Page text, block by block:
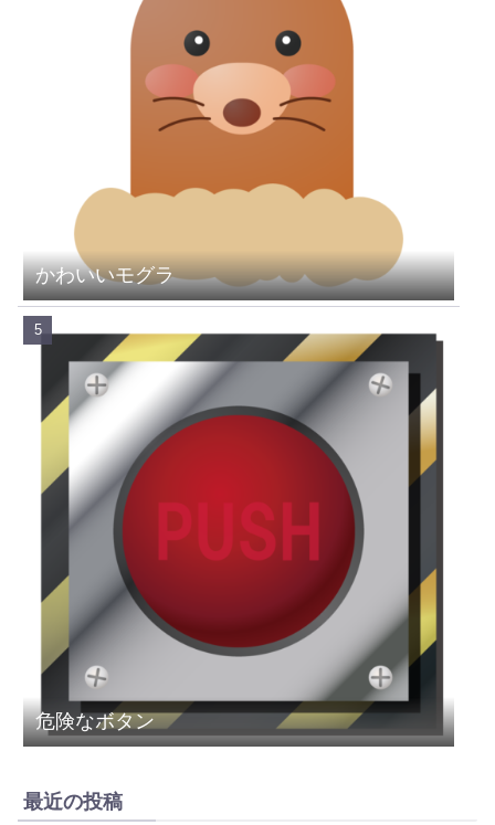
かわいいモグラ
危険なボタン
最近の投稿